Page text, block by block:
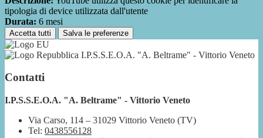
tipologia di device utilizzata dall'utente
Durata: 6 mesi
Accetta tutti Salva le preferenze
I.P.S.S.E.O.A. "A. Beltrame" - Vittorio Veneto
Contatti
I.P.S.S.E.O.A. "A. Beltrame" - Vittorio Veneto
Via Carso, 114 – 31029 Vittorio Veneto (TV)
Tel: 0438556128